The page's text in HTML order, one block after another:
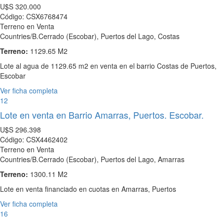
U$S 320.000
Código: CSX6768474
Terreno en Venta
Countries/B.Cerrado (Escobar), Puertos del Lago, Costas
Terreno: 1129.65 M2
Lote al agua de 1129.65 m2 en venta en el barrio Costas de Puertos,
Escobar
Ver ficha completa
12
Lote en venta en Barrio Amarras, Puertos. Escobar.
U$S 296.398
Código: CSX4462402
Terreno en Venta
Countries/B.Cerrado (Escobar), Puertos del Lago, Amarras
Terreno: 1300.11 M2
Lote en venta financiado en cuotas en Amarras, Puertos
Ver ficha completa
16